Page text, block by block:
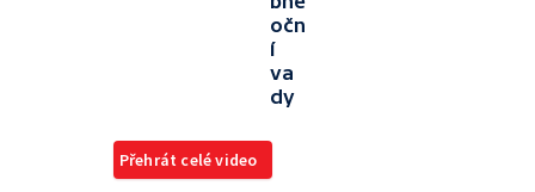
očn
í
va
dy
Přehrát celé video